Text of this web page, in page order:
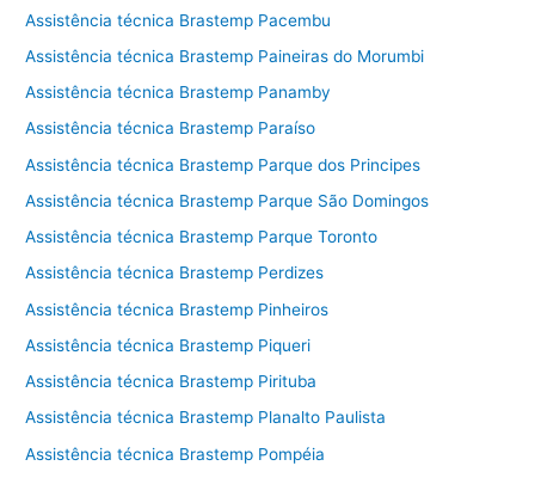
Assistência técnica Brastemp Pacembu
Assistência técnica Brastemp Paineiras do Morumbi
Assistência técnica Brastemp Panamby
Assistência técnica Brastemp Paraíso
Assistência técnica Brastemp Parque dos Principes
Assistência técnica Brastemp Parque São Domingos
Assistência técnica Brastemp Parque Toronto
Assistência técnica Brastemp Perdizes
Assistência técnica Brastemp Pinheiros
Assistência técnica Brastemp Piqueri
Assistência técnica Brastemp Pirituba
Assistência técnica Brastemp Planalto Paulista
Assistência técnica Brastemp Pompéia